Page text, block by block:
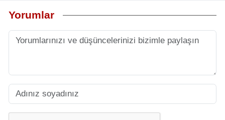
Yorumlar